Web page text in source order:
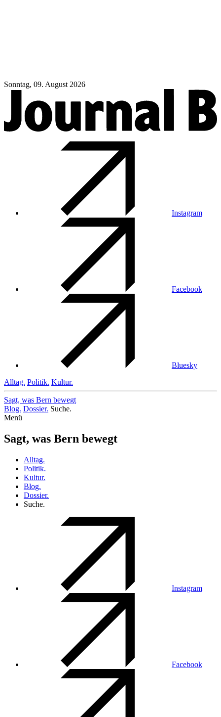
Sonntag, 09. August 2026
Instagram
Facebook
Bluesky
Alltag. Politik. Kultur.
Sagt, was Bern bewegt
Blog. Dossier. Suche.
Menü
Sagt, was Bern bewegt
Alltag.
Politik.
Kultur.
Blog.
Dossier.
Suche.
Instagram
Facebook